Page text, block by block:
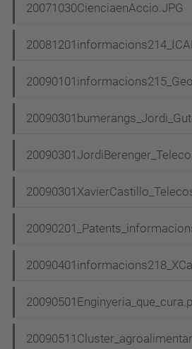
20071030CienciaenAccio.JPG